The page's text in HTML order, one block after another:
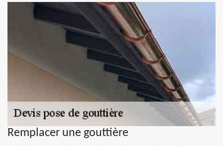
Remplacer une gouttière